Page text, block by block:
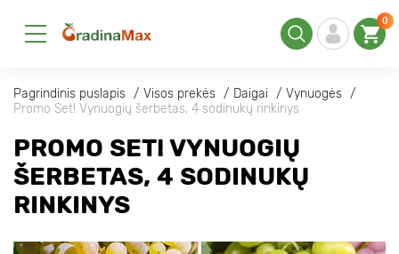
0
Pagrindinis puslapis Visos prekės Daigai
Vynuogės
Promo Set! Vynuogių šerbetas, 4 sodinukų rinkinys
PROMO SET! VYNUOGIŲ
ŠERBETAS, 4 SODINUKŲ
RINKINYS